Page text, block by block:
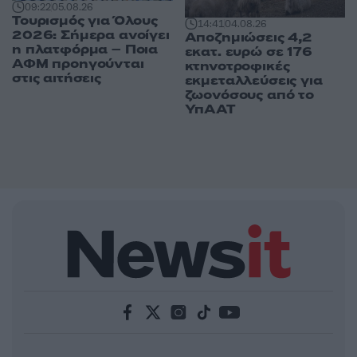
09:2205.08.26
Τουρισμός για Όλους
2026: Σήμερα ανοίγει
η πλατφόρμα – Ποια
ΑΦΜ προηγούνται
στις αιτήσεις
14:4104.08.26
Αποζημιώσεις 4,2
εκατ. ευρώ σε 176
κτηνοτροφικές
εκμεταλλεύσεις για
ζωονόσους από το
ΥπΑΑΤ